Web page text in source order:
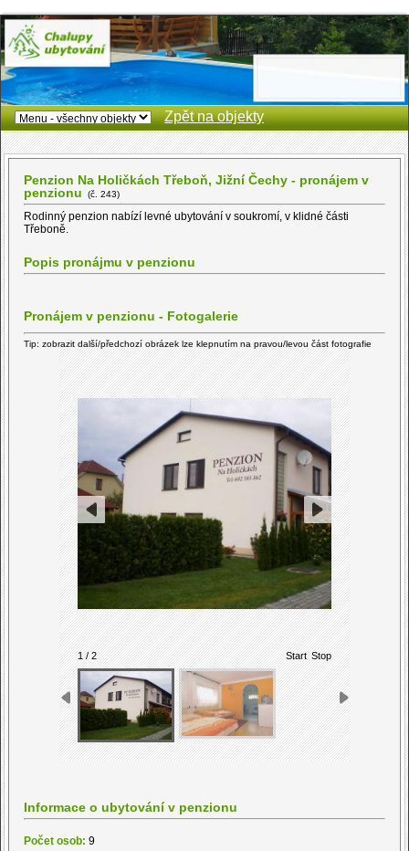
Zpět na objekty
Penzion Na Holičkách Třeboň, Jižní Čechy - pronájem v
penzionu (č. 243)
Rodinný penzion nabízí levné ubytování v soukromí, v klidné části
Třeboně.
Popis pronájmu v penzionu
Pronájem v penzionu - Fotogalerie
Tip: zobrazit další/předchozí obrázek lze klepnutím na pravou/levou část fotografie
1 / 2 Start Stop
Informace o ubytování v penzionu
Počet osob: 9